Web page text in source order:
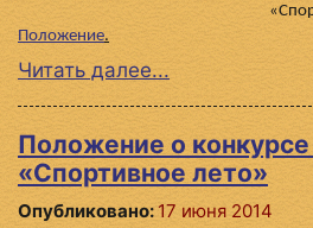
Положение.
Читать далее...
Положение о конкурсе
«Спортивное лето»
Опубликовано:17 июня 2014